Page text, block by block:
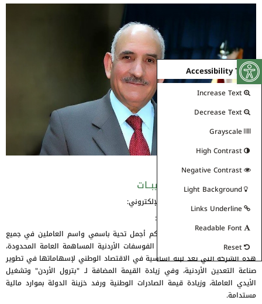
Open toolbar
Accessibility Tools
Increase Text
Decrease Text
Grayscale
High Contrast
Negative Contrast
Light Background
Links Underline
Readable Font
Reset
معالي الدكتور محمد الذنيبــات
السادة / السيدات، زوار الموقع الإلكتروني:
السلام عليكم ورحمة الله وبركاته:
اسمحوا لي في البداية أن أحييكم أجمل تحية باسمي واسم العاملين في جميع
مواقع الإنتاج في شركة مناجم الفوسفات الأردنية المساهمة العامة المحدودة،
هذه الشركة التي تعد لبنة أساسية في الاقتصاد الوطني لإسهاماتها في تطوير
صناعة التعدين الأردنية، وفي زيادة القيمة المضافة لـ "بترول الأردن" وتشغيل
الأيدي العاملة، وزيادة قيمة الصادرات الوطنية ورفد خزينة الدولة بموارد مالية
مستدامة.